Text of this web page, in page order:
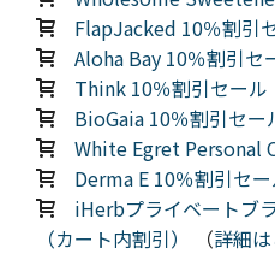
FlapJacked 10％割引
Aloha Bay 10％割引セ
Think 10％割引セール
BioGaia 10％割引セー
White Egret Personal
Derma E 10％割引セ
iHerbプライベートブ
（カート内割引）
（詳細